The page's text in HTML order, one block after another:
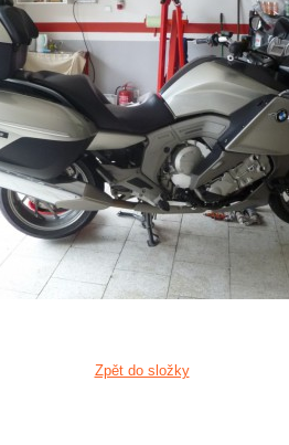
Zpět do složky